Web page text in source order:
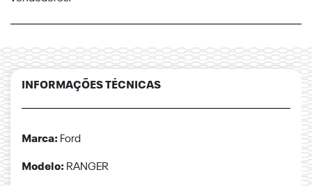
INFORMAÇÕES TÉCNICAS
Marca: Ford
Modelo: RANGER